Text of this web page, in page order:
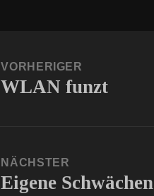
VORHERIGER
Vorheriger
WLAN funzt
NÄCHSTER
Nächster
Eigene Schwächen